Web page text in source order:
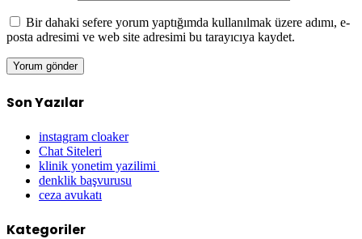
Bir dahaki sefere yorum yaptığımda kullanılmak üzere adımı, e-
posta adresimi ve web site adresimi bu tarayıcıya kaydet.
Son Yazılar
instagram cloaker
Chat Siteleri
klinik yonetim yazilimi
denklik başvurusu
ceza avukatı
Kategoriler